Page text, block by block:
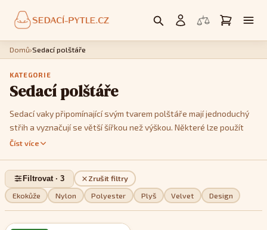
Domů›Sedací polštáře
KATEGORIE
Sedací polštáře
Sedací vaky připomínající svým tvarem polštáře mají jednoduchý
střih a vyznačují se větší šířkou než výškou. Některé lze použít
jako křesla, postavíte li je na kratší hranu. Jedná se především o
pomocí kterých je můžete tvarovat a vykouzlit tak třeba tvar
imitující menší sedačku. Pokud jde o design, můžete si v této sekci
vybrat z jednobarevných, dvoubarevných nebo pestře
vzorovaných modelů, podle toho, které se stylově nejvíce hodí do
vašeho interiéru.
Číst více
Ekokůže Nylon Polyester Plyš Velvet Design
Zrušit filtry
Filtrovat · 3